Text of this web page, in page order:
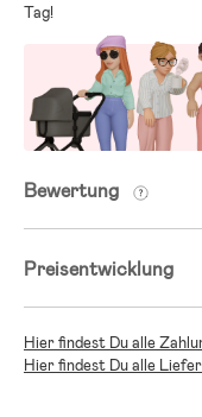
Tag!
Bewertung
Preisentwicklung
Hier findest Du alle
Hier findest Du alle